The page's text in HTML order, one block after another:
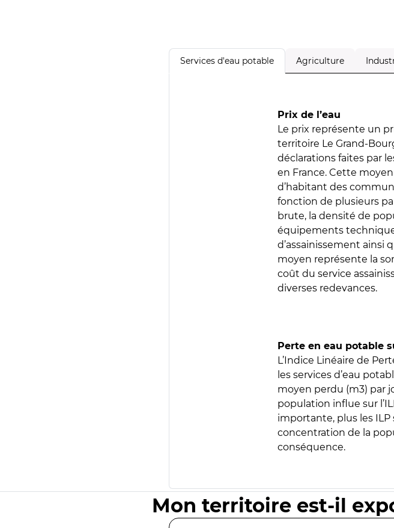
Services d'eau potable Agriculture
Prix de l’eau
Le prix représente un
territoire Le Grand-
déclarations faites par
en France. Cette
d’habitant des
fonction de plusieurs
brute, la densité de
équipements
d’assainissement ainsi
moyen représente la
coût du service
diverses redevances.
Perte en eau potable
L’Indice Linéaire de
les services d’eau
moyen perdu (m3) par
population influe sur
importante, plus les
concentration de la
conséquence.
Mon territoire est-il